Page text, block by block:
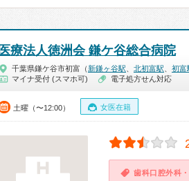
医療法人徳洲会 鎌ケ谷総合病院
千葉県鎌ケ谷市初富（ 新鎌ヶ谷駅 北初富駅 初富
マイナ受付 (スマホ可)
電子処方せん対応
土曜（〜12:00） 女医在籍
歯科口腔外科